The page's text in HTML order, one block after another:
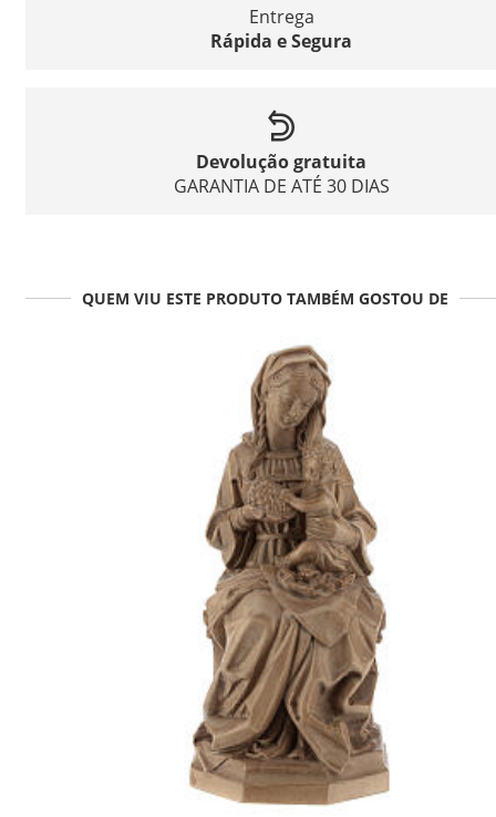
Entrega
Rápida e Segura
Devolução gratuita
GARANTIA DE ATÉ 30 DIAS
QUEM VIU ESTE PRODUTO TAMBÉM GOSTOU DE